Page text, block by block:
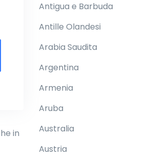
in
Antigua e Barbuda
Antille Olandesi
Arabia Saudita
Argentina
Armenia
Aruba
Australia
Austria